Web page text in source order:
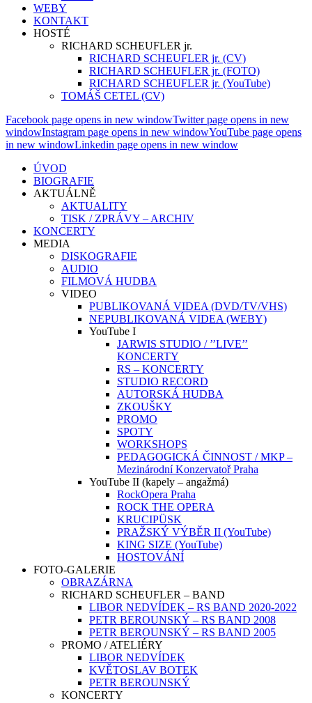
WEBY
KONTAKT
HOSTÉ
RICHARD SCHEUFLER jr.
RICHARD SCHEUFLER jr. (CV)
RICHARD SCHEUFLER jr. (FOTO)
RICHARD SCHEUFLER jr. (YouTube)
TOMÁŠ CETEL (CV)
Facebook page opens in new windowTwitter page opens in new
windowInstagram page opens in new windowYouTube page opens
in new windowLinkedin page opens in new window
ÚVOD
BIOGRAFIE
AKTUÁLNĚ
AKTUALITY
TISK / ZPRÁVY – ARCHIV
KONCERTY
MEDIA
DISKOGRAFIE
AUDIO
FILMOVÁ HUDBA
VIDEO
PUBLIKOVANÁ VIDEA (DVD/TV/VHS)
NEPUBLIKOVANÁ VIDEA (WEBY)
YouTube I
JARWIS STUDIO / ’’LIVE’’
KONCERTY
RS – KONCERTY
STUDIO RECORD
AUTORSKÁ HUDBA
ZKOUŠKY
PROMO
SPOTY
WORKSHOPS
PEDAGOGICKÁ ČINNOST / MKP –
Mezinárodní Konzervatoř Praha
YouTube II (kapely – angažmá)
RockOpera Praha
ROCK THE OPERA
KRUCIPÜSK
PRAŽSKÝ VÝBĚR II (YouTube)
KING SIZE (YouTube)
HOSTOVÁNÍ
FOTO-GALERIE
OBRAZÁRNA
RICHARD SCHEUFLER – BAND
LIBOR NEDVÍDEK – RS BAND 2020-2022
PETR BEROUNSKÝ – RS BAND 2008
PETR BEROUNSKÝ – RS BAND 2005
PROMO / ATELIÉRY
LIBOR NEDVÍDEK
KVĚTOSLAV BOTEK
PETR BEROUNSKÝ
KONCERTY